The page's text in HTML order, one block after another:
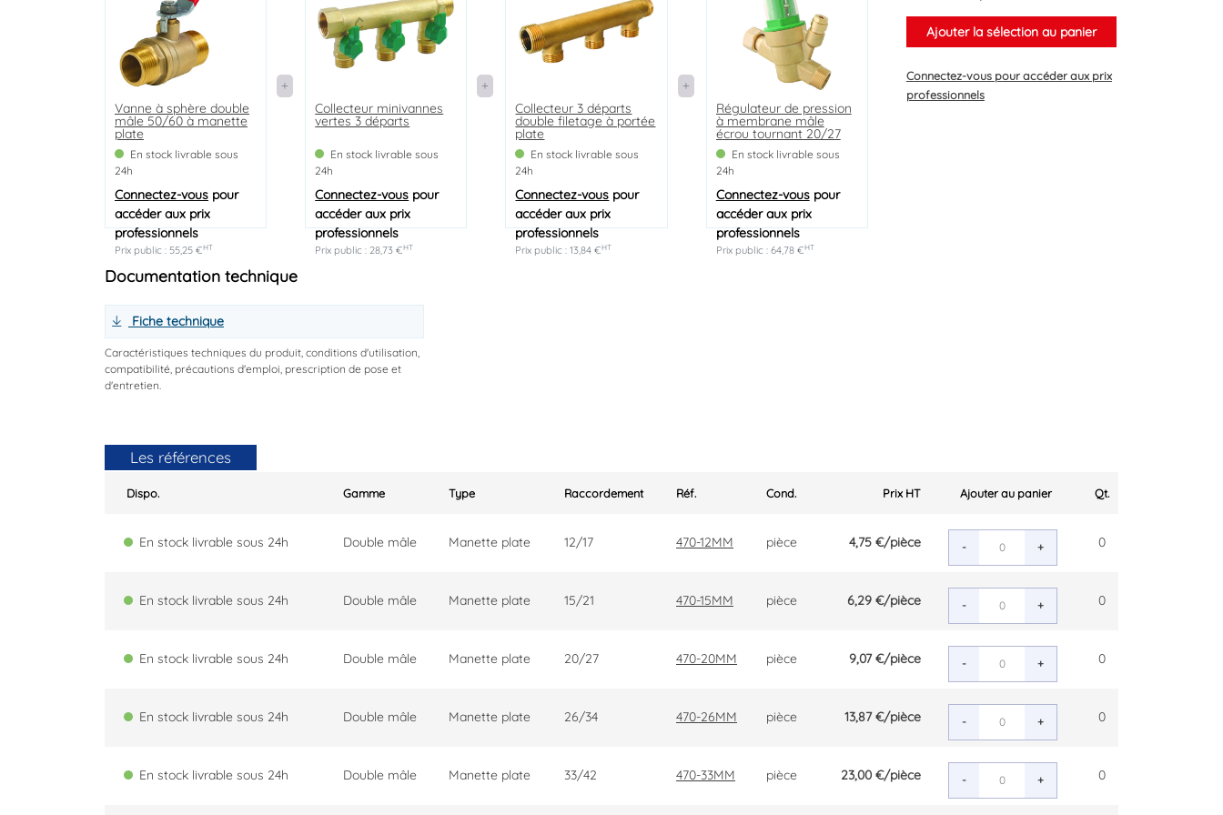
Vanne à sphère double
mâle 50/60 à manette
plate
En stock livrable sous
24h
Connectez-vous pour
accéder aux prix
professionnels
Prix public : 55,25 €HT
Collecteur minivannes
vertes 3 départs
En stock livrable sous
24h
Connectez-vous pour
accéder aux prix
professionnels
Prix public : 28,73 €HT
Collecteur 3 départs
double filetage à portée
plate
En stock livrable sous
24h
Connectez-vous pour
accéder aux prix
professionnels
Prix public : 13,84 €HT
Régulateur de pression
à membrane mâle
écrou tournant 20/27
En stock livrable sous
24h
Connectez-vouspour
accéder aux prix
professionnels
Prix public : 64,78 €HT
Ajouter la sélection au panier
Connectez-vouspour accéder aux prix
professionnels
Documentation technique
Fiche technique
Caractéristiques techniques du produit, conditions d'utilisation,
compatibilité, précautions d'emploi, prescription de pose et
d'entretien.
Les références
Dispo. Gamme Type Raccordement Réf. Cond. Prix HT Ajouter au panier Qt.
En stock livrable sous 24h Double mâle Manette plate 12/17 470-12MM pièce 4,75 €/pièce - + 0
En stock livrable sous 24h Double mâle Manette plate 15/21 470-15MM pièce 6,29 €/pièce - + 0
En stock livrable sous 24h Double mâle Manette plate 20/27 470-20MM pièce 9,07 €/pièce - + 0
En stock livrable sous 24h Double mâle Manette plate 26/34 470-26MM pièce 13,87 €/pièce - + 0
En stock livrable sous 24h Double mâle Manette plate 33/42 470-33MM pièce 23,00 €/pièce - + 0